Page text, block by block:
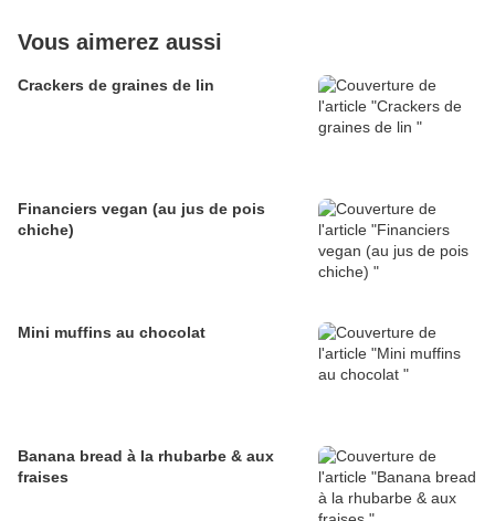
Vous aimerez aussi
Crackers de graines de lin
Financiers vegan (au jus de pois
chiche)
Mini muffins au chocolat
Banana bread à la rhubarbe & aux
fraises